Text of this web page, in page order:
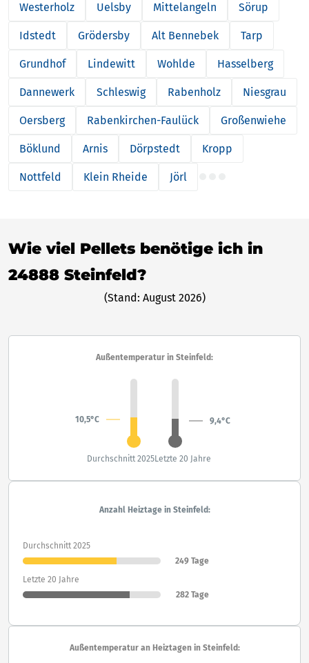
Westerholz Uelsby Mittelangeln Sörup
Idstedt Grödersby Alt Bennebek Tarp
Grundhof Lindewitt Wohlde Hasselberg
Dannewerk Schleswig Rabenholz Niesgrau
Oersberg Rabenkirchen-Faulück Großenwiehe
Böklund Arnis Dörpstedt Kropp
Nottfeld Klein Rheide Jörl
Wie viel Pellets benötige ich in
24888 Steinfeld?
(Stand: August 2026)
Außentemperatur in Steinfeld:
10,5°C 9,4°C
Durchschnitt 2025Letzte 20 Jahre
Anzahl Heiztage in Steinfeld:
Durchschnitt 2025
249 Tage
Letzte 20 Jahre
282 Tage
Außentemperatur an Heiztagen in Steinfeld: